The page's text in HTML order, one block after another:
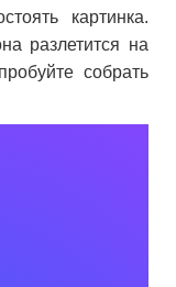
картинка.
разлетится на
собрать